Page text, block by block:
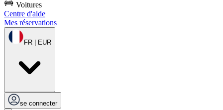
Voitures
Centre d'aide
Mes réservations
FR | EUR
se connecter